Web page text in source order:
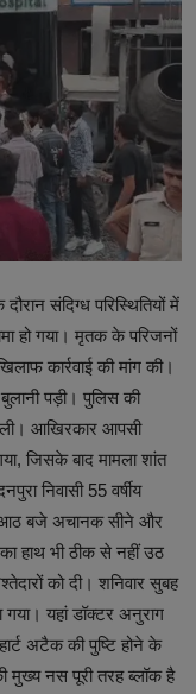
संदिग्ध परिस्थितियों में
हो गया। मृतक के परिजनों
कार्रवाई की मांग की।
पड़ी। पुलिस की
आखिरकार आपसी
जिसके बाद मामला शांत
निवासी 55 वर्षीय
आठ बजे अचानक सीने और
हाथ भी ठीक से नहीं उठ
को दी। शनिवार सुबह
गया। यहां डॉक्टर अनुराग
अटैक की पुष्टि होने के
मुख्य नस पूरी तरह ब्लॉक है